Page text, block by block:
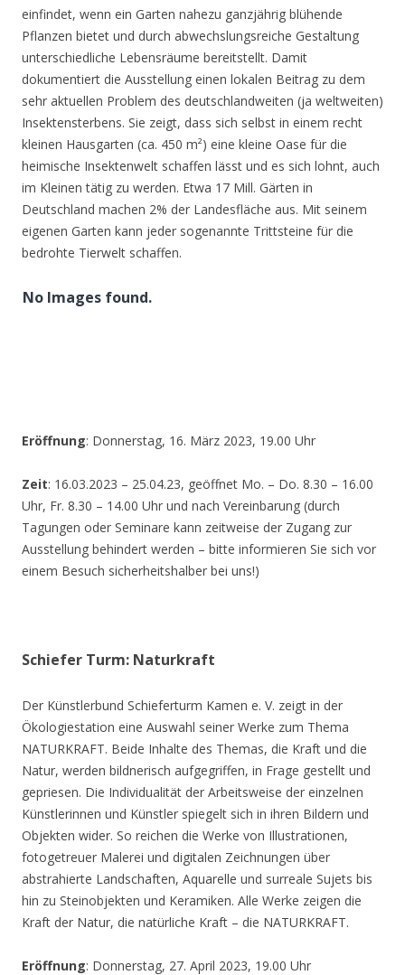
einfindet, wenn ein Garten nahezu ganzjährig blühende
Pflanzen bietet und durch abwechslungsreiche Gestaltung
unterschiedliche Lebensräume bereitstellt. Damit
dokumentiert die Ausstellung einen lokalen Beitrag zu dem
sehr aktuellen Problem des deutschlandweiten (ja weltweiten)
Insektensterbens. Sie zeigt, dass sich selbst in einem recht
kleinen Hausgarten (ca. 450 m²) eine kleine Oase für die
heimische Insektenwelt schaffen lässt und es sich lohnt, auch
im Kleinen tätig zu werden. Etwa 17 Mill. Gärten in
Deutschland machen 2% der Landesfläche aus. Mit seinem
eigenen Garten kann jeder sogenannte Trittsteine für die
bedrohte Tierwelt schaffen.
No Images found.
Eröffnung: Donnerstag, 16. März 2023, 19.00 Uhr
Zeit: 16.03.2023 – 25.04.23, geöffnet Mo. – Do. 8.30 – 16.00
Uhr, Fr. 8.30 – 14.00 Uhr und nach Vereinbarung (durch
Tagungen oder Seminare kann zeitweise der Zugang zur
Ausstellung behindert werden – bitte informieren Sie sich vor
einem Besuch sicherheitshalber bei uns!)
Schiefer Turm: Naturkraft
Der Künstlerbund Schieferturm Kamen e. V. zeigt in der
Ökologiestation eine Auswahl seiner Werke zum Thema
NATURKRAFT. Beide Inhalte des Themas, die Kraft und die
Natur, werden bildnerisch aufgegriffen, in Frage gestellt und
gepriesen. Die Individualität der Arbeitsweise der einzelnen
Künstlerinnen und Künstler spiegelt sich in ihren Bildern und
Objekten wider. So reichen die Werke von Illustrationen,
fotogetreuer Malerei und digitalen Zeichnungen über
abstrahierte Landschaften, Aquarelle und surreale Sujets bis
hin zu Steinobjekten und Keramiken. Alle Werke zeigen die
Kraft der Natur, die natürliche Kraft – die NATURKRAFT.
Eröffnung: Donnerstag, 27. April 2023, 19.00 Uhr